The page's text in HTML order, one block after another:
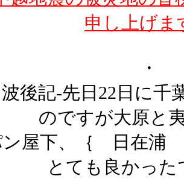
申し上げま
・
後記-先日22日に千
のですが大原と
ン屋下、｛ 日在浦
とても良かった